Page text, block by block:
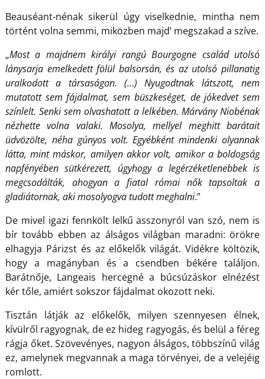
Beauséant-nénak sikerül úgy viselkednie, mintha nem
történt volna semmi, miközben majd’ megszakad a szíve.
„Most a majdnem királyi rangú Bourgogne család utolsó
lánysarja emelkedett fölül balsorsán, és az utolsó pillanatig
uralkodott a társaságon. (…) Nyugodtnak látszott, nem
mutatott sem fájdalmat, sem büszkeséget, de jókedvet sem
színlelt. Senki sem olvashatott a lelkében. Márvány Niobénak
nézhette volna valaki. Mosolya, mellyel meghitt barátait
üdvözölte, néha gúnyos volt. Egyébként mindenki olyannak
látta, mint máskor, amilyen akkor volt, amikor a boldogság
napfényében sütkérezett, úgyhogy a legérzéketlenebbek is
megcsodálták, ahogyan a fiatal római nők tapsoltak a
gladiátornak, aki mosolyogva tudott meghalni.”
De mivel igazi fennkölt lelkű asszonyról van szó, nem is
bír tovább ebben az álságos világban maradni: örökre
elhagyja Párizst és az előkelők világát. Vidékre költözik,
hogy a magányban és a csendben békére találjon.
Barátnője, Langeais hercegné a búcsúzáskor elnézést
kér tőle, amiért sokszor fájdalmat okozott neki.
Tisztán látják az előkelők, milyen szennyesen élnek,
kívülről ragyognak, de ez hideg ragyogás, és belül a féreg
rágja őket. Szövevényes, nagyon álságos, többszínű világ
ez, amelynek megvannak a maga törvényei, de a velejéig
romlott.